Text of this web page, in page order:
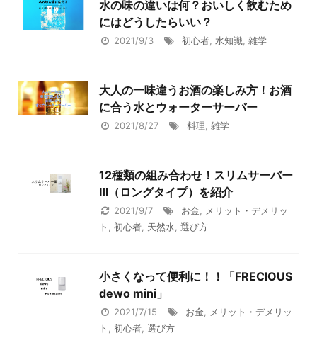
水の味の違いは何？おいしく飲むため
にはどうしたらいい？
2021/9/3 初心者, 水知識, 雑学
大人の一味違うお酒の楽しみ方！お酒
に合う水とウォーターサーバー
2021/8/27 料理, 雑学
12種類の組み合わせ！スリムサーバー
Ⅲ（ロングタイプ）を紹介
2021/9/7 お金, メリット・デメリッ
ト , 初心者, 天然水, 選び方
小さくなって便利に！！「FRECIOUS
dewo mini」
2021/7/15 お金, メリット・デメリッ
ト , 初心者, 選び方